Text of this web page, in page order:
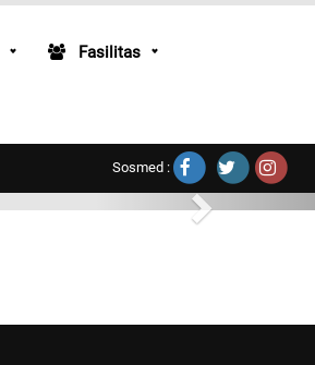
Fasilitas
Sosmed :